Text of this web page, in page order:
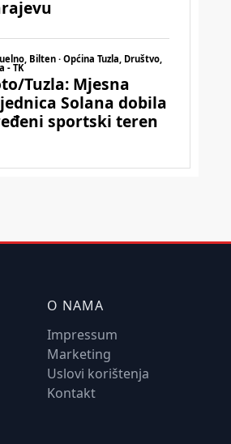
O NAMA
Impressum
Marketing
Uslovi korištenja
Kontakt